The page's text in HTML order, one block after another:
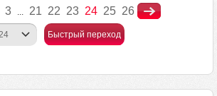
3 ... 21 22 23 24 25 26
Быстрый переход